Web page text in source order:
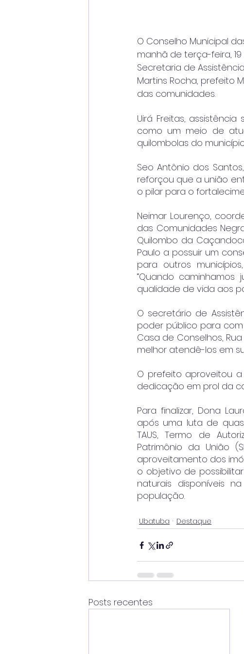
O Conselho Municipal
manhã de terça-feira,
Secretaria de
Martins Rocha, prefeito
das comunidades.
Uirá Freitas,
como um meio de
quilombolas do
Seo Antônio dos
reforçou que a união
o pilar para o
Neimar Lourenço,
das Comunidades
Quilombo da
Paulo a possuir um
para outros
“Quando
qualidade de vida aos
O secretário de
poder público para
Casa de Conselhos,
melhor atendê-los em
O prefeito aproveitou
dedicação em prol da
Para finalizar, Dona
após uma luta de
TAUS, Termo de
Patrimônio da União
aproveitamento dos
o objetivo de
naturais disponíveis
população.
Ubatuba Destaque
Posts recentes